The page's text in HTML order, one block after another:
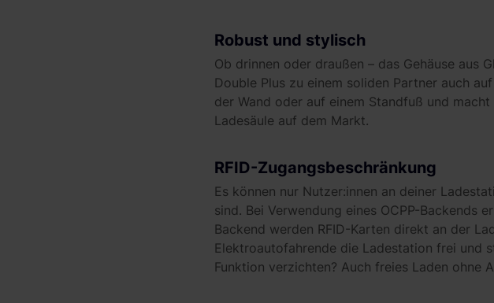
Robust und stylisch
Ob drinnen oder draußen – das Gehäuse aus
Double Plus zu einem soliden Partner auch
der Wand oder auf einem Standfuß und
Ladesäule auf dem Markt.
RFID-Zugangsbeschränkung
Es können nur Nutzer:innen an deiner
sind. Bei Verwendung eines OCPP-Backends
Backend werden RFID-Karten direkt an der
Elektroautofahrende die Ladestation frei und
Funktion verzichten? Auch freies Laden ohne